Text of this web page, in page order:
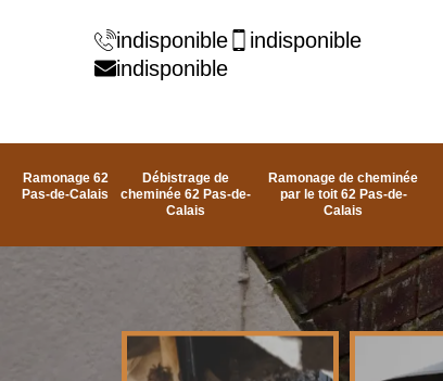
indisponible
indisponible
indisponible
Ramonage 62
Pas-de-Calais
Débistrage de
cheminée 62 Pas-de-
Calais
Ramonage de cheminée
par le toit 62 Pas-de-
Calais